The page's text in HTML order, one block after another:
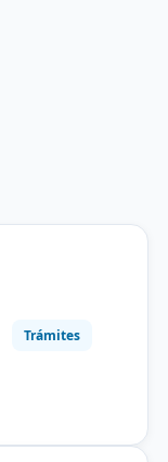
Trámites